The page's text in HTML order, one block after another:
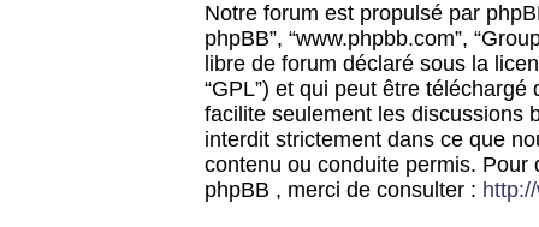
Notre forum est propulsé par
phpBB”, “www.phpbb.com”,
libre de forum déclaré sous la
“GPL”) et qui peut être téléchargé
facilite seulement les discussions
interdit strictement dans ce que
contenu ou conduite permis.
phpBB , merci de consulter :